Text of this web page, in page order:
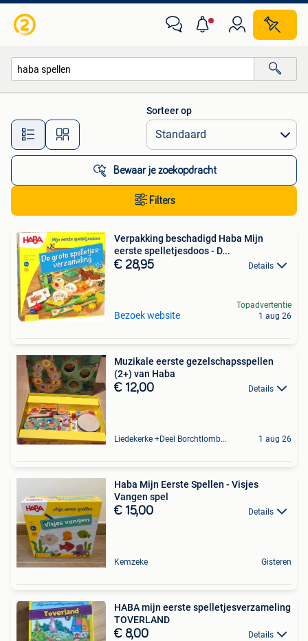
Alle afstanden…
Sorteer op
Bewaar je zoekopdracht
Filters
Verpakking beschadigd Haba Mijn
eerste spelletjesdoos - D...
€ 28,95 Details
Bezoek website
Topadvertentie
1 aug 26
Muzikale eerste gezelschapsspellen
(2+) van Haba
€ 12,00 Details
Liedekerke +Deel Borchtlombeek 1 aug 26
Haba Mijn Eerste Spellen - Visjes
Vangen spel
€ 15,00 Details
Kemzeke Gisteren
HABA mijn eerste spelletjesverzameling
TOVERLAND
€ 8,00 Details